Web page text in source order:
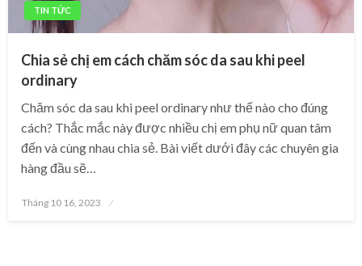
TIN TỨC
Chia sẻ chị em cách chăm sóc da sau khi peel
ordinary
Chăm sóc da sau khi peel ordinary như thế nào cho đúng
cách? Thắc mắc này được nhiều chị em phụ nữ quan tâm
đến và cùng nhau chia sẻ. Bài viết dưới đây các chuyên gia
hàng đầu sẽ…
Posted
Tháng 10 16, 2023